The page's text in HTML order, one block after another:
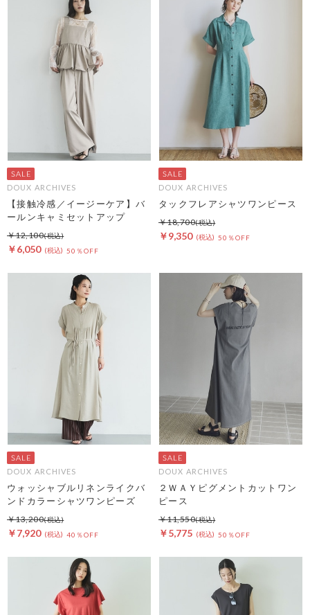
DOUX ARCHIVES
【接触冷感／イージーケア】バ
ールンキャミセットアップ
￥6,050 50％OFF
￥12,100
DOUX ARCHIVES
タックフレアシャツワンピース
￥9,350 50％OFF
￥18,700
DOUX ARCHIVES
ウォッシャブルリネンライクバ
ンドカラーシャツワンピーズ
￥7,920 40％OFF
￥13,200
DOUX ARCHIVES
２ＷＡＹピグメントカットワン
ピース
￥5,775 50％OFF
￥11,550